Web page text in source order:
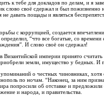
к тебе для докладов по делам, и я
слово своё сдержал и был
давать пощады и являться
с коррупцией, создается
“что все богатые, со
И слово своё он сдержал!
империи принято
земли, имущество у бедных.
о честных чиновниках,
по ночам. “Наконец, за ним
попросили об отставке и
и народа, и правительства.